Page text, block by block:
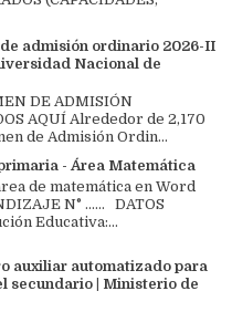
admisión ordinario 2026-II
Nacional de
DE ADMISIÓN
AQUÍ Alrededor de 2,170
de Admisión Ordin...
- Área Matemática
de matemática en Word
N° ...... DATOS
Educativa:...
auxiliar automatizado para
secundario | Ministerio de